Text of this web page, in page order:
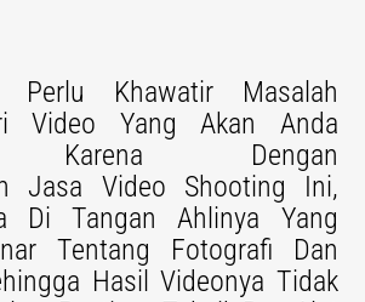
Perlu Khawatir Masalah
Video Yang Akan Anda
Karena Dengan
Jasa Video Shooting Ini,
Di Tangan Ahlinya Yang
Tentang Fotografi Dan
Hasil Videonya Tidak